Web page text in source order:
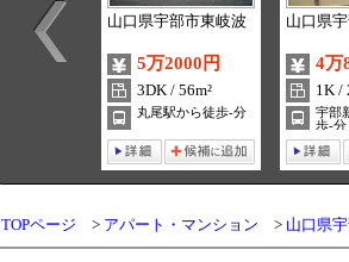
山口県宇部市東岐波
5万2000円
3DK / 56m²
丸尾駅から徒歩-分
山口県
4万
1K /
宇部
歩-分
TOPページ アパート・マンション 山口県